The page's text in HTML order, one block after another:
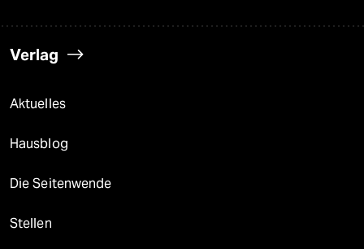
Verlag
Aktuelles
Hausblog
Die Seitenwende
Stellen